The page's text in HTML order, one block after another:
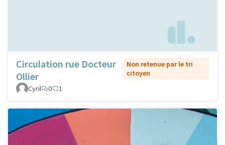
Circulation rue Docteur
Ollier
Non retenue par le tri
citoyen
Cyril
0 1